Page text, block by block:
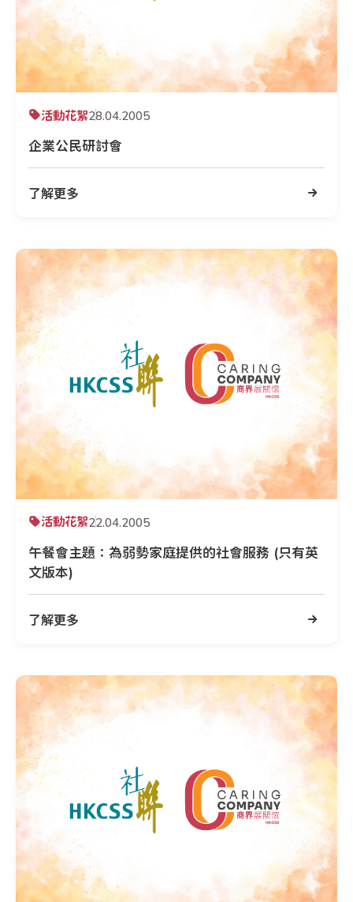
活動花絮28.04.2005
企業公民研討會
了解更多
活動花絮22.04.2005
午餐會主題：為弱勢家庭提供的社會服務 (只有英
文版本)
了解更多